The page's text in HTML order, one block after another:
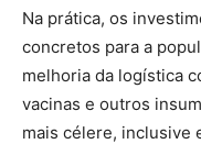
Na prática, os
concretos para a
melhoria da logística
vacinas e outros
mais célere, inclusive